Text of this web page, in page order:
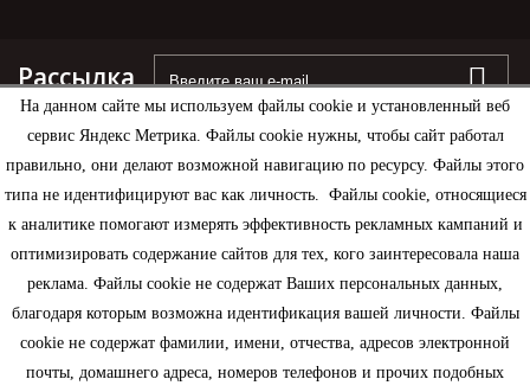
На данном сайте мы используем файлы cookie и установленный веб
сервис Яндекс Метрика. Файлы cookie нужны, чтобы сайт работал
правильно, они делают возможной навигацию по ресурсу. Файлы этого
типа не идентифицируют вас как личность. Файлы cookie, относящиеся
к аналитике помогают измерять эффективность рекламных кампаний и
оптимизировать содержание сайтов для тех, кого заинтересовала наша
реклама. Файлы cookie не содержат Ваших персональных данных,
благодаря которым возможна идентификация вашей личности. Файлы
cookie не содержат фамилии, имени, отчества, адресов электронной
почты, домашнего адреса, номеров телефонов и прочих подобных
Рассылка
Информация
Моя учетная запись
Контактная информация